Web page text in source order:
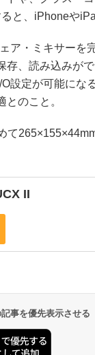
と、iPhoneや
ア・ミキサーを
存、読み込みが
設定が可能にな
のこと。
II
事を優先表示させる